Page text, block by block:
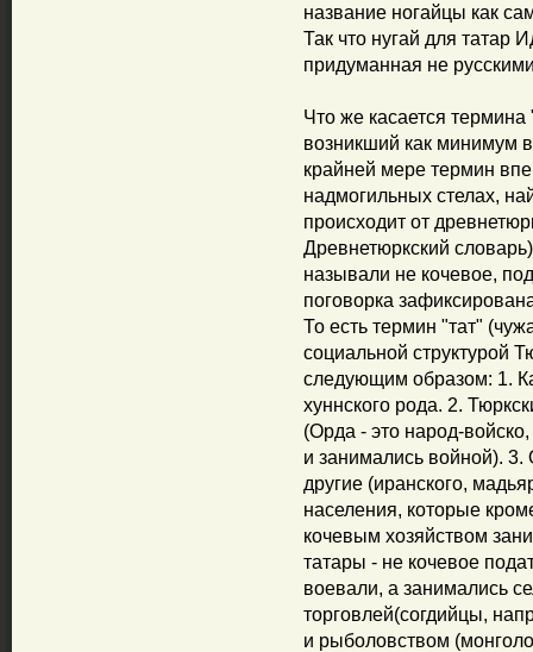
название ногайцы как
Так что нугай для татар
придуманная не
Что же касается термина
возникший как минимум
крайней мере термин
надмогильных стелах,
происходит от
Древнетюркский
называли не кочевое,
поговорка
То есть термин "тат"
социальной структурой
следующим образом: 1.
хуннского рода. 2.
(Орда - это народ-
и занимались войной).
другие (иранского,
населения, которые
кочевым хозяйством
татары - не кочевое
воевали, а занимались
торговлей(согдийцы,
и рыболовством